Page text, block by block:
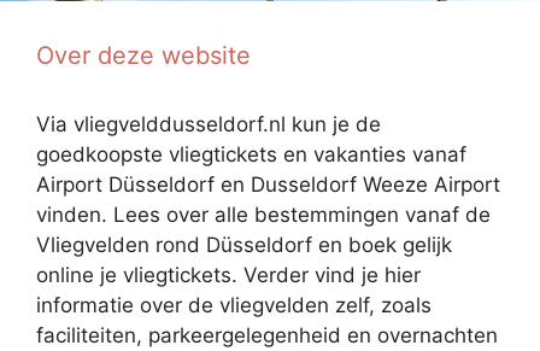
Over deze website
Via vliegvelddusseldorf.nl kun je de
goedkoopste vliegtickets en vakanties vanaf
Airport Düsseldorf en Dusseldorf Weeze Airport
vinden. Lees over alle bestemmingen vanaf de
Vliegvelden rond Düsseldorf en boek gelijk
online je vliegtickets. Verder vind je hier
informatie over de vliegvelden zelf, zoals
faciliteiten, parkeergelegenheid en overnachten